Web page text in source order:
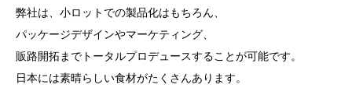
弊社は、小ロットでの製品化はもちろん、
パッケージデザインやマーケティング、
販路開拓までトータルプロデュースすることが可能です。
日本には素晴らしい食材がたくさんあります。